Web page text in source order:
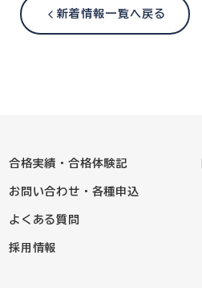
新着情報一覧へ戻る
合格実績・合格体験記
お問い合わせ・各種申込
よくある質問
採用情報